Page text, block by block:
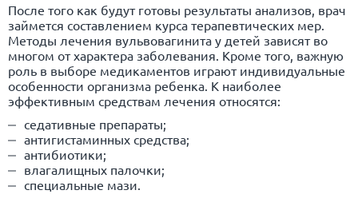
После того как будут готовы результаты анализов, врач
займется составлением курса терапевтических мер.
Методы лечения вульвовагинита у детей зависят во
многом от характера заболевания. Кроме того, важную
роль в выборе медикаментов играют индивидуальные
особенности организма ребенка. К наиболее
эффективным средствам лечения относятся:
седативные препараты;
антигистаминных средства;
антибиотики;
влагалищных палочки;
специальные мази.